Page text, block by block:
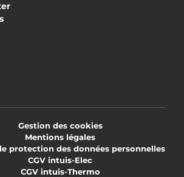
Gestion des cookies
Mentions légales
protection des données personnelles
CGV intuis-Elec
CGV intuis-Thermo